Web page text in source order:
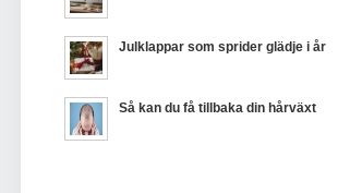
Julklappar som sprider glädje i år
Så kan du få tillbaka din hårväxt